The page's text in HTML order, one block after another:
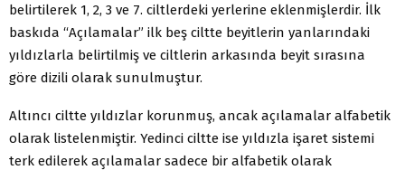
belirtilerek 1, 2, 3 ve 7. ciltlerdeki yerlerine eklenmişlerdir. İlk
baskıda “Açılamalar” ilk beş ciltte beyitlerin yanlarındaki
yıldızlarla belirtilmiş ve ciltlerin arkasında beyit sırasına
göre dizili olarak sunulmuştur.
Altıncı ciltte yıldızlar korunmuş, ancak açılamalar alfabetik
olarak listelenmiştir. Yedinci ciltte ise yıldızla işaret sistemi
terk edilerek açılamalar sadece bir alfabetik olarak